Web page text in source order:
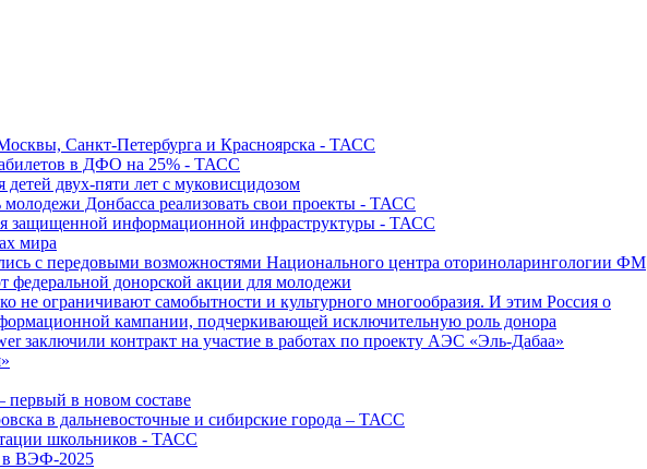
Санкт-Петербурга и Красноярска - ТАСС
в ДФО на 25% - ТАСС
детей двух-пяти лет с муковисцидозом
Донбасса реализовать свои проекты - ТАСС
защищенной информационной инфраструктуры - ТАСС
мира
с передовыми возможностями Национального центра оториноларингологии ФМ
донорской акции для молодежи
не ограничивают самобытности и культурного многообразия. И этим Россия о
кампании, подчеркивающей исключительную роль донора
заключили контракт на участие в работах по проекту АЭС «Эль-Дабаа»
первый в новом составе
в дальневосточные и сибирские города – ТАСС
школьников - ТАСС
в ВЭФ-2025